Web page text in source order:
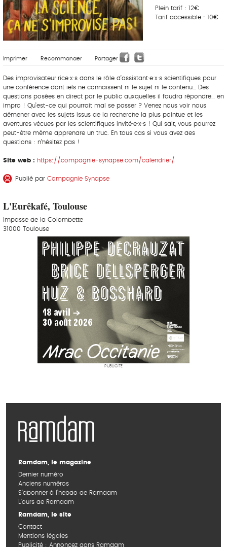
Plein tarif : 12€
Tarif accessible : 10€
Imprimer Recommander Partager
Des improvisateur·rice·x·s dans le rôle d’assistant·e·x·s scientifiques pour
une conférence dont iels ne connaissent ni le sujet ni le contenu… Des
questions posées en direct par le public auxquelles il faudra répondre… en
impro ! Qu’est-ce qui pourrait mal se passer ? Venez nous voir nous
démener avec les sujets issus de la recherche la plus pointue et les
aventures vécues par les scientifiques invité·e·x·s ! Qui sait, vous pourrez
peut-être même apprendre un truc. En tous cas si vous avez des
questions : n’hésitez pas !
Site web : https://compagnie-synapse.com/calendrier/
Publié par Compagnie Synapse
L'Eurêkafé, Toulouse
Impasse de la Colombette
31000 Toulouse
PUBLICITÉ
Ramdam, le magazine
Dernier numéro
Anciens numéros
S’abonner à l’hebdo de Ramdam
L’ours de Ramdam
Ramdam, le site
Contact
Mentions légales
Publicité : Annoncez dans Ramdam